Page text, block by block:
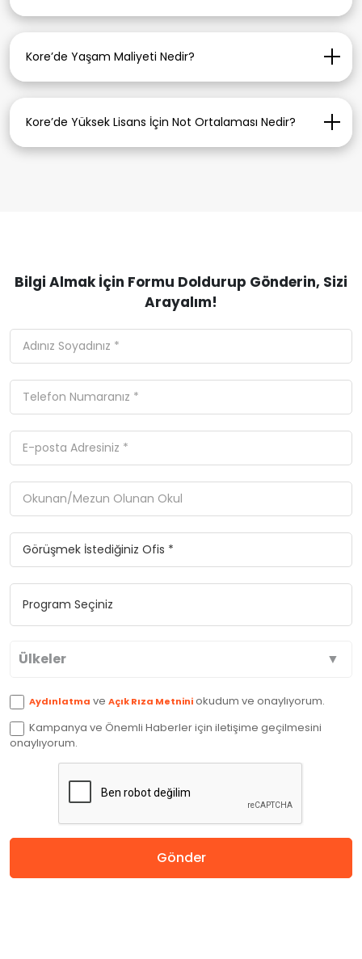
Yıllık ücretler ortalama 2.500 – 10.000 USD
arasındadır.
Kore’de Yaşam Maliyeti Nedir?
Aylık yaşam maliyetleri ortalama 500 – 900 USD
arasındadır.
Kore’de Yüksek Lisans İçin Not Ortalaması Nedir?
Bilgi Almak İçin Formu Doldurup Gönderin, Sizi
Arayalım!
Ülkeler
Avustralya
Kanada
İngiltere
Amerika
Aydınlatma ve Açık Rıza Metniniokudum ve onaylıyorum.
Kampanya ve Önemli Haberler için iletişime geçilmesini
onaylıyorum.
Gönder